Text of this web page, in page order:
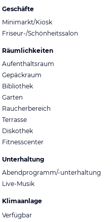
Geschäfte
Minimarkt/Kiosk
Friseur-/Schönheitssalon
Räumlichkeiten
Aufenthaltsraum
Gepäckraum
Bibliothek
Garten
Raucherbereich
Terrasse
Diskothek
Fitnesscenter
Unterhaltung
Abendprogramm/-unterhaltung
Live-Musik
Klimaanlage
Verfügbar